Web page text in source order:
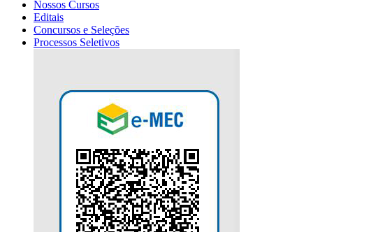
Nossos Cursos
Editais
Concursos e Seleções
Processos Seletivos